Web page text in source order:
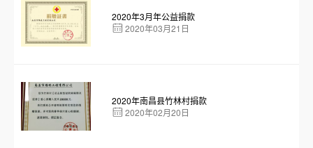
2020年3月年公益捐款
2020年03月21日
2020年南昌县竹林村捐款
2020年02月20日